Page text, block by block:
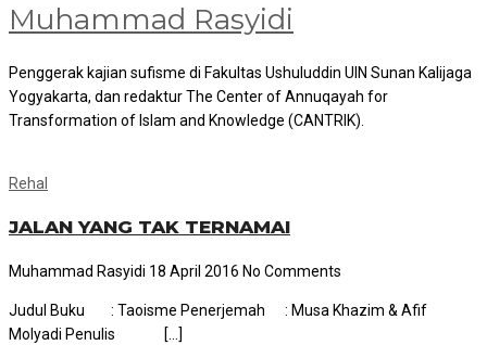
Muhammad Rasyidi
Penggerak kajian sufisme di Fakultas Ushuluddin UIN Sunan Kalijaga
Yogyakarta, dan redaktur The Center of Annuqayah for
Transformation of Islam and Knowledge (CANTRIK).
Rehal
JALAN YANG TAK TERNAMAI
Muhammad Rasyidi 18 April 2016 No Comments
Judul Buku : Taoisme Penerjemah : Musa Khazim & Afif
Molyadi Penulis […]